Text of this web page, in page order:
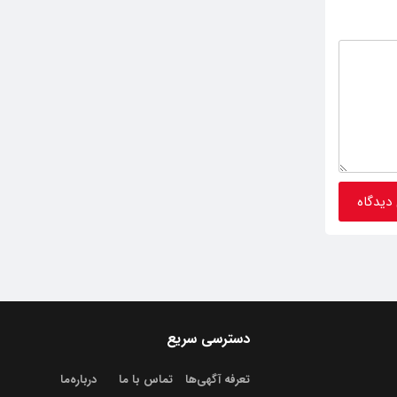
دسترسی سریع
تعرفه آگهی‌ها تماس با ما درباره‌‌ما